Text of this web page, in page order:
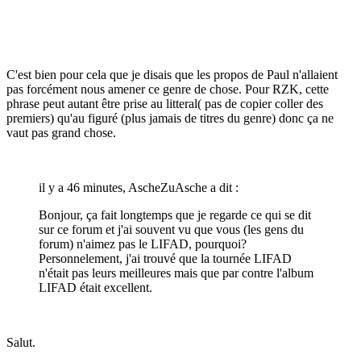
C'est bien pour cela que je disais que les propos de Paul n'allaient
pas forcément nous amener ce genre de chose. Pour RZK, cette
phrase peut autant être prise au litteral( pas de copier coller des
premiers) qu'au figuré (plus jamais de titres du genre) donc ça ne
vaut pas grand chose.
il y a 46 minutes, AscheZuAsche a dit :
Bonjour, ça fait longtemps que je regarde ce qui se dit
sur ce forum et j'ai souvent vu que vous (les gens du
forum) n'aimez pas le LIFAD, pourquoi?
Personnelement, j'ai trouvé que la tournée LIFAD
n'était pas leurs meilleures mais que par contre l'album
LIFAD était excellent.
Salut.